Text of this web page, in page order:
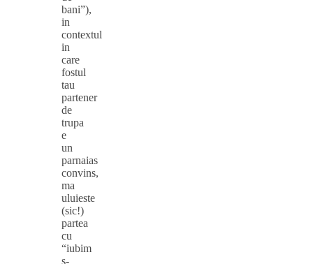
bani”),
in
contextul
in
care
fostul
tau
partener
de
trupa
e
un
parnaias
convins,
ma
uluieste
(sic!)
partea
cu
“iubim
s-